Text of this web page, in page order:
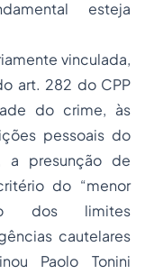
esteja
vinculada,
art. 282 do CPP
do crime, às
pessoais do
a presunção de
do “menor
dos limites
cautelares
Paolo Tonini